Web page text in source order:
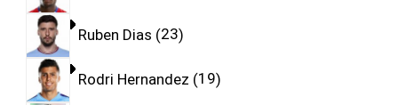
Ruben Dias 23
Rodri Hernandez 19